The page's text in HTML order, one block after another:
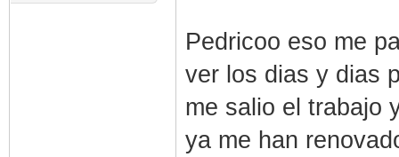
Pedricoo eso me
ver los dias y dias
me salio el trabajo
ya me han